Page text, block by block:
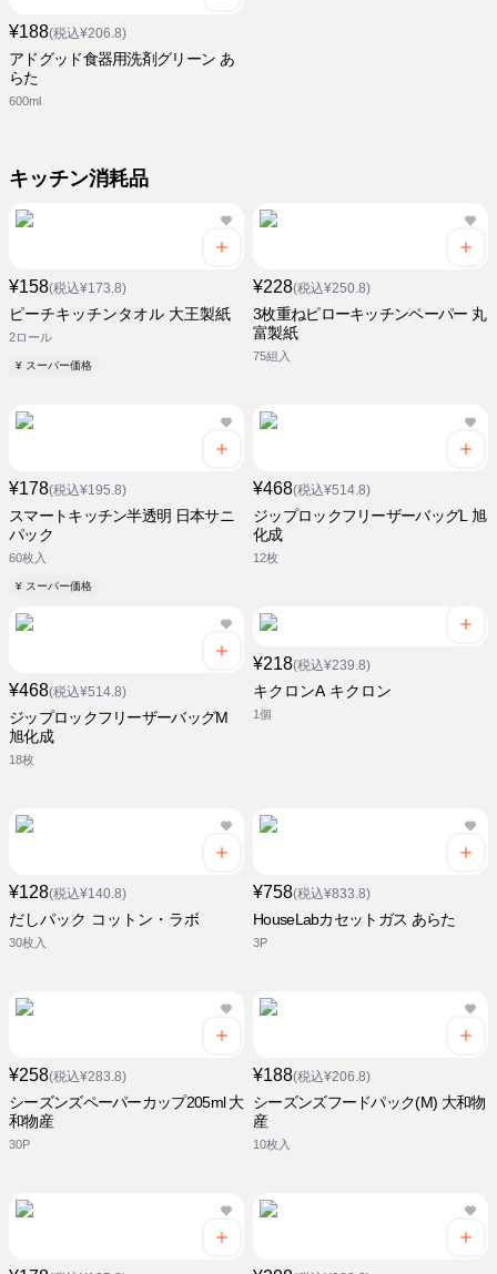
¥188(税込¥206.8)
アドグッド食器用洗剤グリーン あ
らた
600ml
キッチン消耗品
¥158(税込¥173.8)
ピーチキッチンタオル 大王製紙
2ロール
¥ スーパー価格
¥228(税込¥250.8)
3枚重ねピローキッチンペーパー 丸
富製紙
75組入
¥178(税込¥195.8)
スマートキッチン半透明 日本サニ
パック
60枚入
¥ スーパー価格
¥468(税込¥514.8)
ジップロックフリーザーバッグL 旭
化成
12枚
¥468(税込¥514.8)
ジップロックフリーザーバッグM
旭化成
18枚
¥218(税込¥239.8)
キクロンA キクロン
1個
¥128(税込¥140.8)
だしパック コットン・ラボ
30枚入
¥758(税込¥833.8)
HouseLabカセットガス あらた
3P
¥258(税込¥283.8)
シーズンズペーパーカップ205ml 大
和物産
30P
¥188(税込¥206.8)
シーズンズフードパック(M) 大和物
産
10枚入